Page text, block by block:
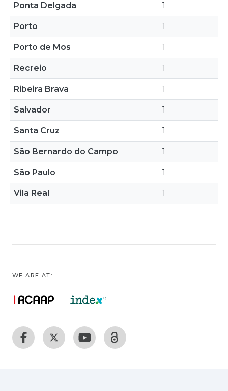
Ponta Delgada 1
Porto 1
Porto de Mos 1
Recreio 1
Ribeira Brava 1
Salvador 1
Santa Cruz 1
São Bernardo do Campo 1
São Paulo 1
Vila Real 1
WE ARE AT: